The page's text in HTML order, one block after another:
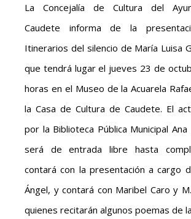
La Concejalía de Cultura del
Caudete informa de la
Itinerarios del silencio de María Luisa
que tendrá lugar el jueves 23 de
horas en el Museo de la Acuarela
la Casa de Cultura de Caudete. El
por la Biblioteca Pública Municipal
será de entrada libre hasta
contará con la presentación a cargo
Ángel, y contará con Maribel Caro y
quienes recitarán algunos poemas de